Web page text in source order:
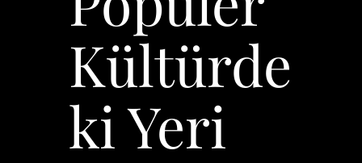
Kültürde
ki Yeri